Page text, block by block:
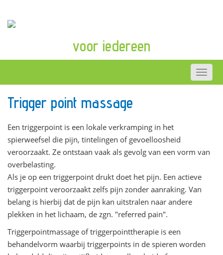
voor iedereen
Trigger point massage
Een triggerpoint is een lokale verkramping in het
spierweefsel die pijn, tintelingen of gevoelloosheid
veroorzaakt. Ze ontstaan vaak als gevolg van een vorm van
overbelasting.
Als je op een triggerpoint drukt doet het pijn. Een actieve
triggerpoint veroorzaakt zelfs pijn zonder aanraking. Van
belang is hierbij dat de pijn kan uitstralen naar andere
plekken in het lichaam, de zgn. "referred pain".
Triggerpointmassage of triggerpointtherapie is een
behandelvorm waarbij triggerpoints in de spieren worden